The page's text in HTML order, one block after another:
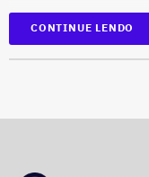
CONTINUE LENDO